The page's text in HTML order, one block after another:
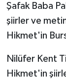
Şafak Baba
şiirler ve
Hikmet'in
Nilüfer Kent
Hikmet'in